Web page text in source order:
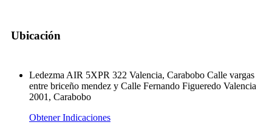
Ubicación
Ledezma AIR 5XPR 322 Valencia, Carabobo Calle vargas
entre briceño mendez y Calle Fernando Figueredo Valencia
2001, Carabobo
Obtener Indicaciones